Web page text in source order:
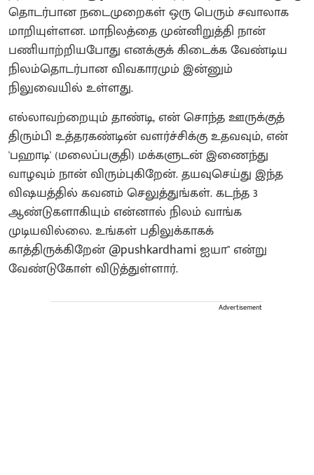
தொடர்பான நடைமுறைகள் ஒரு பெரும் சவாலாக
மாறியுள்ளன. மாநிலத்தை முன்னிறுத்தி நான்
பணியாற்றியபோது எனக்குக் கிடைக்க வேண்டிய
நிலம்தொடர்பான விவகாரமும் இன்னும்
நிலுவையில் உள்ளது.
எல்லாவற்றையும் தாண்டி, என் சொந்த ஊருக்குத்
திரும்பி உத்தரகண்டின் வளர்ச்சிக்கு உதவவும், என்
'பஹாடி' (மலைப்பகுதி) மக்களுடன் இணைந்து
வாழவும் நான் விரும்புகிறேன். தயவுசெய்து இந்த
விஷயத்தில் கவனம் செலுத்துங்கள். கடந்த 3
ஆண்டுகளாகியும் என்னால் நிலம் வாங்க
முடியவில்லை. உங்கள் பதிலுக்காகக்
காத்திருக்கிறேன் @pushkardhami ஐயா" என்று
வேண்டுகோள் விடுத்துள்ளார்.
Advertisement